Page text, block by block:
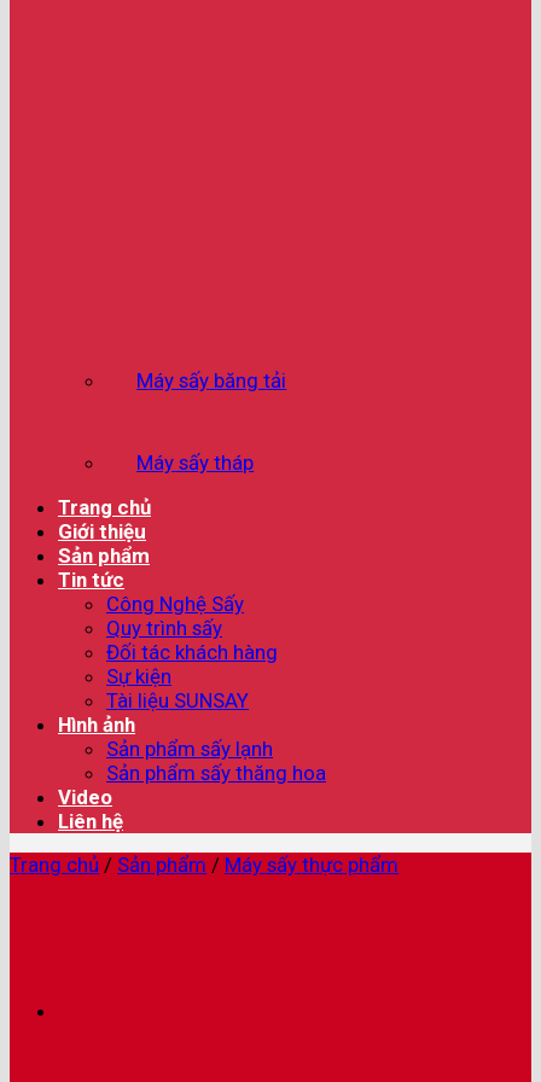
Máy sấy băng tải
Máy sấy tháp
Trang chủ
Giới thiệu
Sản phẩm
Tin tức
Công Nghệ Sấy
Quy trình sấy
Đối tác khách hàng
Sự kiện
Tài liệu SUNSAY
Hình ảnh
Sản phẩm sấy lạnh
Sản phẩm sấy thăng hoa
Video
Liên hệ
Trang chủ / Sản phẩm / Máy sấy thực phẩm